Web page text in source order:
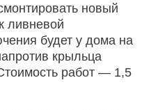
новый
ливневой
будет у дома на
крыльца
работ — 1,5